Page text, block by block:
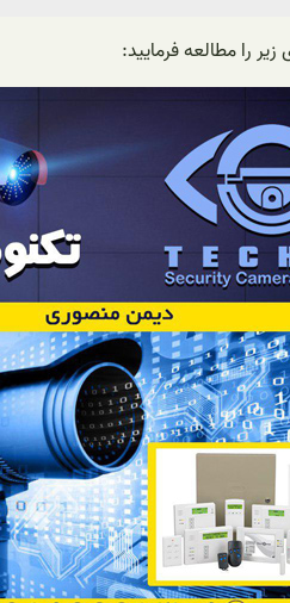
را مطالعه فرمایید: